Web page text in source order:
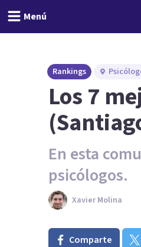
Menú
Rankings
Los 7
En esta
psicólogos.
Xavier Molina
Comparte